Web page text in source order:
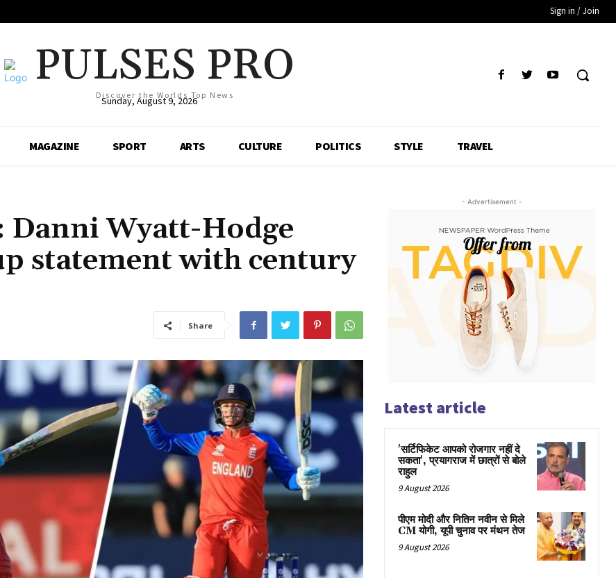
Sign in / Join
PULSES PRO
Discover the Worlds Top News
Sunday, August 9, 2026
MAGAZINE SPORT ARTS CULTURE POLITICS STYLE TRAVEL
Danni Wyatt-Hodge
statement with century
Share
- Advertisement -
Latest article
'सर्टिफिकेट आपको रोजगार नहीं दे
सकता', प्रयागराज में छात्रों से बोले
राहुल
9 August 2026
पीएम मोदी और नितिन नवीन से मिले
CM योगी, यूपी चुनाव पर मंथन तेज
9 August 2026